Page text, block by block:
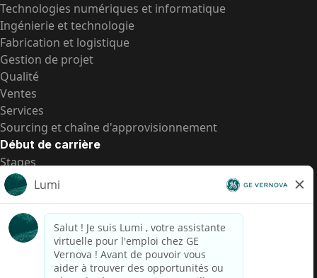
Technologies numériques et informatique
Ingénierie et technologie
Fabrication et logistique
Gestion de projet
Qualité
Ventes
Services
Sourcing et chaîne d'approvisionnement
Début de carrière
Stages
Postes de d’entrée
Toutes les opportunités
Postes de d’entrée
Transparence salariale US
Avis de confidentialité de candidat
Alerte fraude